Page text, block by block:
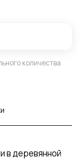
количества
в деревянной